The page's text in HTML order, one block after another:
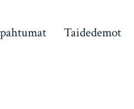
Taidedemot